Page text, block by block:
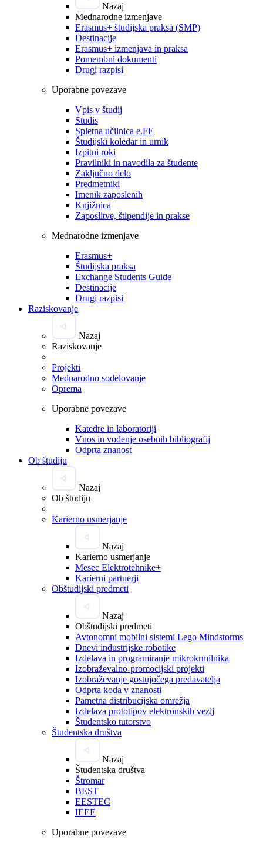
Nazaj
Mednarodne izmenjave
Erasmus+ študijska praksa (SMP)
Destinacije
Erasmus+ izmenjava in praksa
Pomembni dokumenti
Drugi razpisi
Uporabne povezave
Vpis v študij
Studis
Spletna učilnica e.FE
Študijski koledar in urnik
Izpitni roki
Pravilniki in navodila za študente
Zaključno delo
Predmetniki
Imenik zaposlenih
Knjižnica
Zaposlitve, štipendije in prakse
Mednarodne izmenjave
Erasmus+
Študijska praksa
Exchange Students Guide
Destinacije
Drugi razpisi
Raziskovanje
Nazaj
Raziskovanje
Projekti
Mednarodno sodelovanje
Oprema
Uporabne povezave
Katedre in laboratoriji
Vnos in vodenje osebnih bibliografij
Odprta znanost
Ob študiju
Nazaj
Ob študiju
Karierno usmerjanje
Nazaj
Karierno usmerjanje
Mesec Elektrotehnike+
Karierni partnerji
Obštudijski predmeti
Nazaj
Obštudijski predmeti
Avtonomni mobilni sistemi Lego Mindstorms
Dnevi industrijske robotike
Izdelava in programiranje mikrokrmilnika
Izobraževalno-promocijski projekti
Izobraževanje gostujočega predavatelja
Odprta koda v znanosti
Pametna distribucijska omrežja
Izdelava prototipov elektronskih vezij
Študentsko tutorstvo
Študentska društva
Nazaj
Študentska društva
Štromar
BEST
EESTEC
IEEE
Uporabne povezave